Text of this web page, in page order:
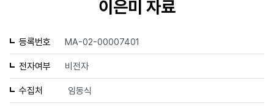
이은미 자료
등록번호 MA-02-00007401
전자여부 비전자
수집처 임동식